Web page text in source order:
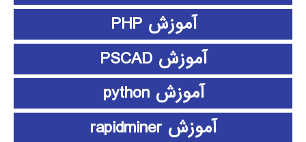
آموزش PHP
آموزش PSCAD
آموزش python
آموزش rapidminer